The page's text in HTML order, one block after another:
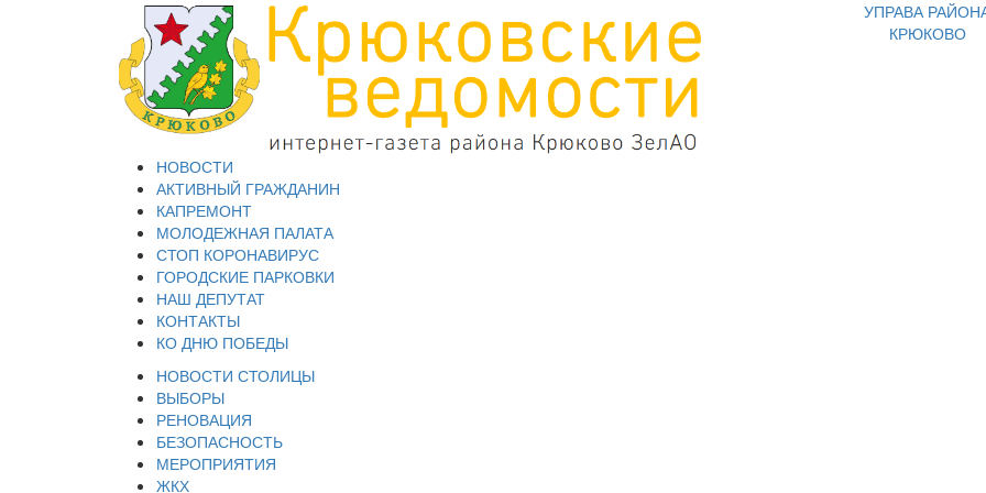
УПРАВА
КРЮКОВО
НОВОСТИ
АКТИВНЫЙ ГРАЖДАНИН
КАПРЕМОНТ
МОЛОДЕЖНАЯ ПАЛАТА
СТОП КОРОНАВИРУС
ГОРОДСКИЕ ПАРКОВКИ
НАШ ДЕПУТАТ
КОНТАКТЫ
КО ДНЮ ПОБЕДЫ
НОВОСТИ СТОЛИЦЫ
ВЫБОРЫ
РЕНОВАЦИЯ
БЕЗОПАСНОСТЬ
МЕРОПРИЯТИЯ
ЖКХ